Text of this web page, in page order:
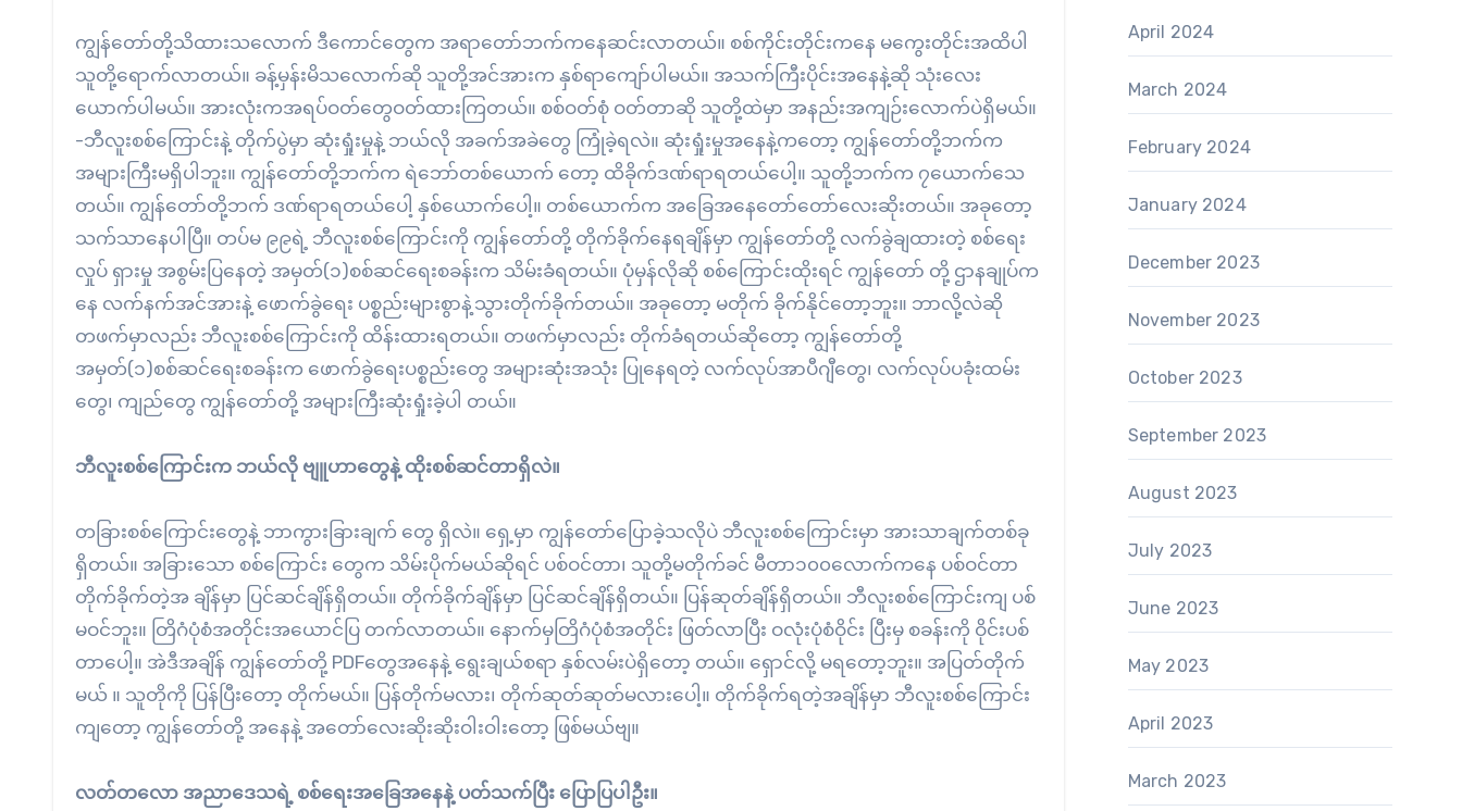
ကျွန်တော်တို့သိထားသလောက် ဒီကောင်တွေက အရာတော်ဘက်ကနေဆင်းလာတယ်။ စစ်ကိုင်းတိုင်းကနေ မကွေးတိုင်းအထိပါ
သူတို့ရောက်လာတယ်။ ခန့်မှန်းမိသလောက်ဆို သူတို့အင်အားက နှစ်ရာကျော်ပါမယ်။ အသက်ကြီးပိုင်းအနေနဲ့ဆို သုံးလေး
ယောက်ပါမယ်။ အားလုံးကအရပ်ဝတ်တွေဝတ်ထားကြတယ်။ စစ်ဝတ်စုံ ဝတ်တာဆို သူတို့ထဲမှာ အနည်းအကျဉ်းလောက်ပဲရှိမယ်။
-ဘီလူးစစ်ကြောင်းနဲ့ တိုက်ပွဲမှာ ဆုံးရှုံးမှုနဲ့ ဘယ်လို အခက်အခဲတွေ ကြုံခဲ့ရလဲ။ ဆုံးရှုံးမှုအနေနဲ့ကတော့ ကျွန်တော်တို့ဘက်က
အများကြီးမရှိပါဘူး။ ကျွန်တော်တို့ဘက်က ရဲဘော်တစ်ယောက် တော့ ထိခိုက်ဒဏ်ရာရတယ်ပေါ့။ သူတို့ဘက်က ၇ယောက်သေ
တယ်။ ကျွန်တော်တို့ဘက် ဒဏ်ရာရတယ်ပေါ့ နှစ်ယောက်ပေါ့။ တစ်ယောက်က အခြေအနေတော်တော်လေးဆိုးတယ်။ အခုတော့
သက်သာနေပါပြီ။ တပ်မ ၉၉ရဲ့ ဘီလူးစစ်ကြောင်းကို ကျွန်တော်တို့ တိုက်ခိုက်နေရချိန်မှာ ကျွန်တော်တို့ လက်ခွဲချထားတဲ့ စစ်ရေး
လှုပ် ရှားမှု အစွမ်းပြနေတဲ့ အမှတ်(၁)စစ်ဆင်ရေးစခန်းက သိမ်းခံရတယ်။ ပုံမှန်လိုဆို စစ်ကြောင်းထိုးရင် ကျွန်တော် တို့ ဌာနချုပ်က
နေ လက်နက်အင်အားနဲ့ ဖောက်ခွဲရေး ပစ္စည်းများစွာနဲ့သွားတိုက်ခိုက်တယ်။ အခုတော့ မတိုက် ခိုက်နိုင်တော့ဘူး။ ဘာလို့လဲဆို
တဖက်မှာလည်း ဘီလူးစစ်ကြောင်းကို ထိန်းထားရတယ်။ တဖက်မှာလည်း တိုက်ခံရတယ်ဆိုတော့ ကျွန်တော်တို့
အမှတ်(၁)စစ်ဆင်ရေးစခန်းက ဖောက်ခွဲရေးပစ္စည်းတွေ အများဆုံးအသုံး ပြုနေရတဲ့ လက်လုပ်အာပီဂျီတွေ၊ လက်လုပ်ပခုံးထမ်း
တွေ၊ ကျည်တွေ ကျွန်တော်တို့ အများကြီးဆုံးရှုံးခဲ့ပါ တယ်။
ဘီလူးစစ်ကြောင်းက ဘယ်လို ဗျူဟာတွေနဲ့ ထိုးစစ်ဆင်တာရှိလဲ။
တခြားစစ်ကြောင်းတွေနဲ့ ဘာကွားခြားချက် တွေ ရှိလဲ။ ရှေ့မှာ ကျွန်တော်ပြောခဲ့သလိုပဲ ဘီလူးစစ်ကြောင်းမှာ အားသာချက်တစ်ခု
ရှိတယ်။ အခြားသော စစ်ကြောင်း တွေက သိမ်းပိုက်မယ်ဆိုရင် ပစ်ဝင်တာ၊ သူတို့မတိုက်ခင် မီတာ၁၀၀လောက်ကနေ ပစ်ဝင်တာ
တိုက်ခိုက်တဲ့အ ချိန်မှာ ပြင်ဆင်ချိန်ရှိတယ်။ တိုက်ခိုက်ချိန်မှာ ပြင်ဆင်ချိန်ရှိတယ်။ ပြန်ဆုတ်ချိန်ရှိတယ်။ ဘီလူးစစ်ကြောင်းကျ ပစ်
မဝင်ဘူး။ တြိဂံပုံစံအတိုင်းအယောင်ပြ တက်လာတယ်။ နောက်မှတြိဂံပုံစံအတိုင်း ဖြတ်လာပြီး ဝလုံးပုံစံဝိုင်း ပြီးမှ စခန်းကို ဝိုင်းပစ်
တာပေါ့။ အဲဒီအချိန် ကျွန်တော်တို့ PDFတွေအနေနဲ့ ရွေးချယ်စရာ နှစ်လမ်းပဲရှိတော့ တယ်။ ရှောင်လို့ မရတော့ဘူး။ အပြတ်တိုက်
မယ် ။ သူတိုကို ပြန်ပြီးတော့ တိုက်မယ်။ ပြန်တိုက်မလား၊ တိုက်ဆုတ်ဆုတ်မလားပေါ့။ တိုက်ခိုက်ရတဲ့အချိန်မှာ ဘီလူးစစ်ကြောင်း
ကျတော့ ကျွန်တော်တို့ အနေနဲ့ အတော်လေးဆိုးဆိုးဝါးဝါးတော့ ဖြစ်မယ်ဗျ။
လတ်တလော အညာဒေသရဲ့ စစ်ရေးအခြေအနေနဲ့ ပတ်သက်ပြီး ပြောပြပါဦး။
April 2024
March 2024
February 2024
January 2024
December 2023
November 2023
October 2023
September 2023
August 2023
July 2023
June 2023
May 2023
April 2023
March 2023